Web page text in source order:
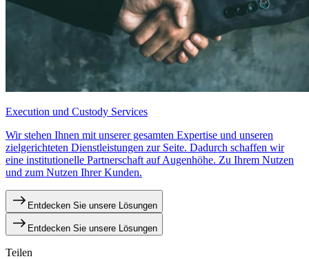
Execution und Custody Services
Wir stehen Ihnen mit unserer gesamten Expertise und unseren
zielgerichteten Dienstleistungen zur Seite. Dadurch schaffen wir
eine institutionelle Partnerschaft auf Augenhöhe. Zu Ihrem Nutzen
und zum Nutzen Ihrer Kunden.
Entdecken Sie unsere Lösungen
Entdecken Sie unsere Lösungen
Teilen